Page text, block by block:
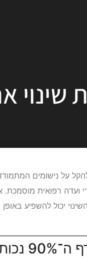
על נישומים
ועדה רפואית
יכול להשפיע